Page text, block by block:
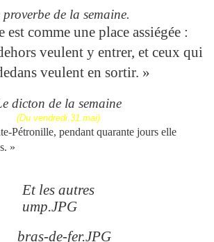
proverbe de la semaine.
est comme une place assiégée :
veulent y entrer, et ceux qui
veulent en sortir. »
dicton de la semaine
(Du vendredi.31.mai)
Pétronille, pendant quarante jours elle
»
Et les autres